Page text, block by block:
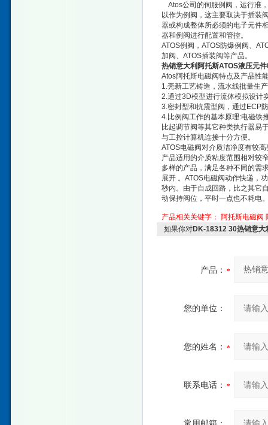
Atos公司的伺服例阀，运行准
以作为例阀，这主要取决于插装
器或构成整体所必须的电子元件
器和例阀进行配置和管控。
ATOS例阀，ATOS防爆例阀、
加阀、ATOS插装阀等产品。
热销意大利阿托斯ATOS液压元
Atos阿托斯电磁阀特点及产品性
1.壳新工艺铸造，流水线批量生
2.通过3D模型进行流体模拟设计
3.密封型和抗震型阀，通过ECP
4.比例阀工作的基本原理:电磁铁
比起调节阀等其它种类执行器易
与工控计算机连接十分方便。
ATOS电磁阀对介质洁净度有较
产品适用的介质粘度范围相对较
多样的产品，满足各种不同的需
展开 。ATOS电磁阀动作快递，
秒内。由于自成回路，比之其它
动保持阀位，平时一点也不耗电
产品相关关键字： 阿托斯电磁阀
如果你对DK-18312 30热销意大
产品：
您的单位：
您的姓名：
联系电话：